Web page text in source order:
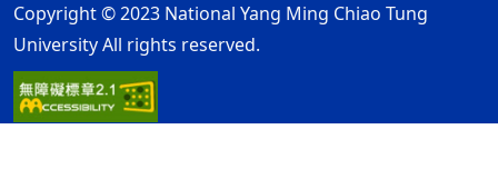
Copyright © 2023 National Yang Ming Chiao Tung
University All rights reserved.